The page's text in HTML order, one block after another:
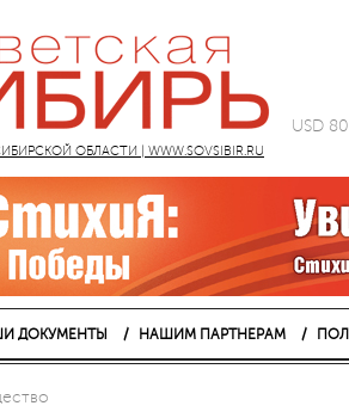
ОБЛАСТИ | WWW.SOVSIBIR.RU
USD
ДОКУМЕНТЫ НАШИМ ПАРТНЕРАМ